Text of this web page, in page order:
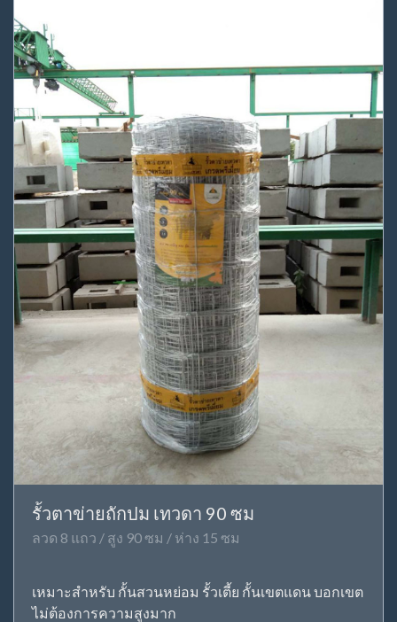
รั้วตาข่ายถักปม เทวดา 90 ซม
ลวด 8 แถว / สูง 90 ซม / ห่าง 15 ซม
เหมาะสำหรับ กั้นสวนหย่อม รั้วเตี้ย กั้นเขตแดน บอกเขต
ไม่ต้องการความสูงมาก